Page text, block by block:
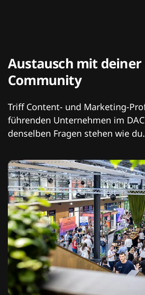
Austausch mit deiner
Community
Triff Content- und Marketing-
führenden Unternehmen im
denselben Fragen stehen wie du.